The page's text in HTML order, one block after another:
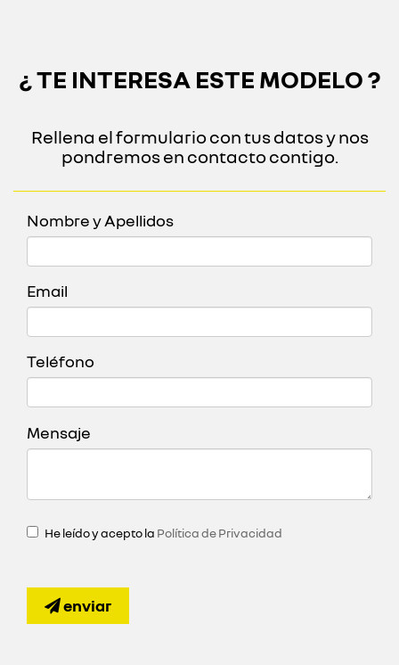
¿ TE INTERESA ESTE MODELO ?
Rellena el formulario con tus datos y nos
pondremos en contacto contigo.
Nombre y Apellidos
Email
Teléfono
Mensaje
He leído y acepto la Política de Privacidad
enviar